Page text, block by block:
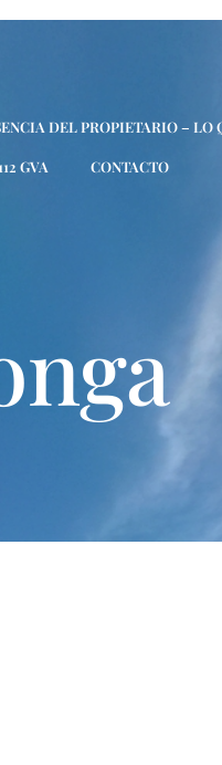
DEL PROPIETARIO – LO
GVA CONTACTO